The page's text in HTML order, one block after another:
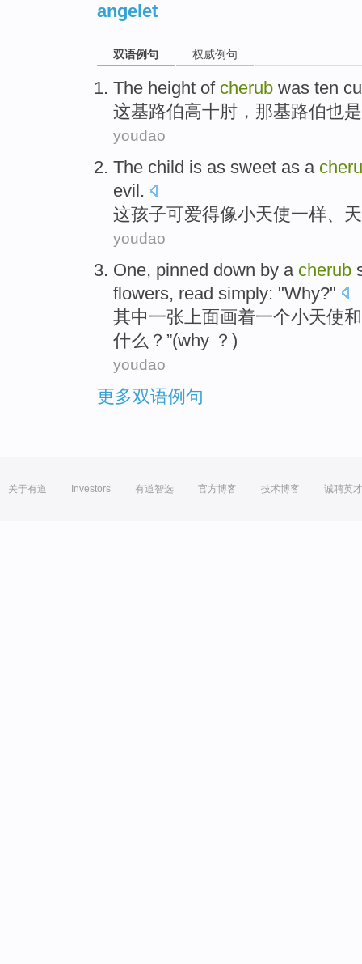
angelet
双语例句 权威例句
The height of cherub was ten
这基路伯高十肘，那基路伯也
youdao
The child is as sweet as a
evil.
这孩子可爱得像小天使一样、
youdao
One, pinned down by a cherub
flowers, read simply: "Why?"
其中一张上面画着一个小天使和
什么？”(why ？)
youdao
更多双语例句
关于有道 Investors 有道智选 官方博客 技术博客 诚聘英才